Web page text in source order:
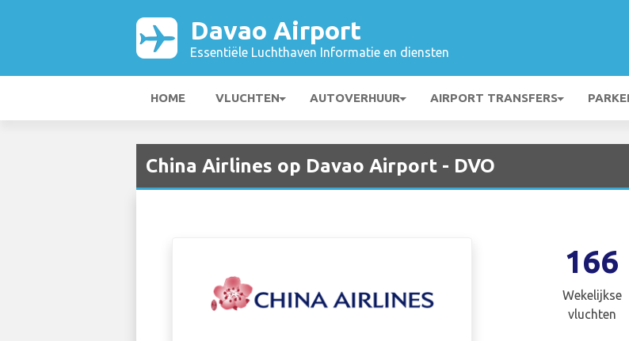
Davao Airport
Essentiële Luchthaven Informatie en diensten
HOME VLUCHTEN AUTOVERHUUR AIRPORT TRANSFERS
China Airlines op Davao Airport - DVO
166
Wekelijkse
vluchten